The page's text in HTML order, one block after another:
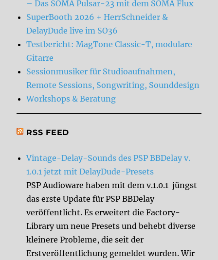
– Das SOMA Pulsar-23 mit dem SOMA Flux
SuperBooth 2026 + HerrSchneider &
DelayDude live im SO36
Testbericht: MagTone Classic-T, modulare
Gitarre
Sessionmusiker für Studioaufnahmen,
Remote Sessions, Songwriting, Sounddesign
Workshops & Beratung
RSS FEED
Vintage-Delay-Sounds des PSP BBDelay v.
1.0.1 jetzt mit DelayDude-Presets
PSP Audioware haben mit dem v.1.0.1 jüngst
das erste Update für PSP BBDelay
veröffentlicht. Es erweitert die Factory-
Library um neue Presets und behebt diverse
kleinere Probleme, die seit der
Erstveröffentlichung gemeldet wurden. Wir